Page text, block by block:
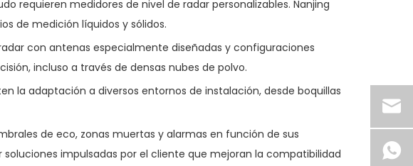
requieren medidores de nivel de radar personalizables. Nanjing
de medición líquidos y sólidos.
con antenas especialmente diseñadas y configuraciones
incluso a través de densas nubes de polvo.
la adaptación a diversos entornos de instalación, desde boquillas
de eco, zonas muertas y alarmas en función de sus
impulsadas por el cliente que mejoran la compatibilidad